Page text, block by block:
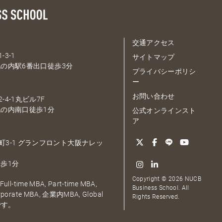
3-1
内駅6番出口徒歩3分
4-1丸ビル7F
内南口徒歩1分
3-1 グランフロント大阪ナレッ
1分
time MBA, Part-time MBA,
MBA, 企業内MBA, Global
。
交通アクセス
サイトマップ
プライバシーポリシ
ー
お問い合わせ
公式オンラインスト
ア
Copyright © 2026 NUCB
Business School. All
Rights Reserved.